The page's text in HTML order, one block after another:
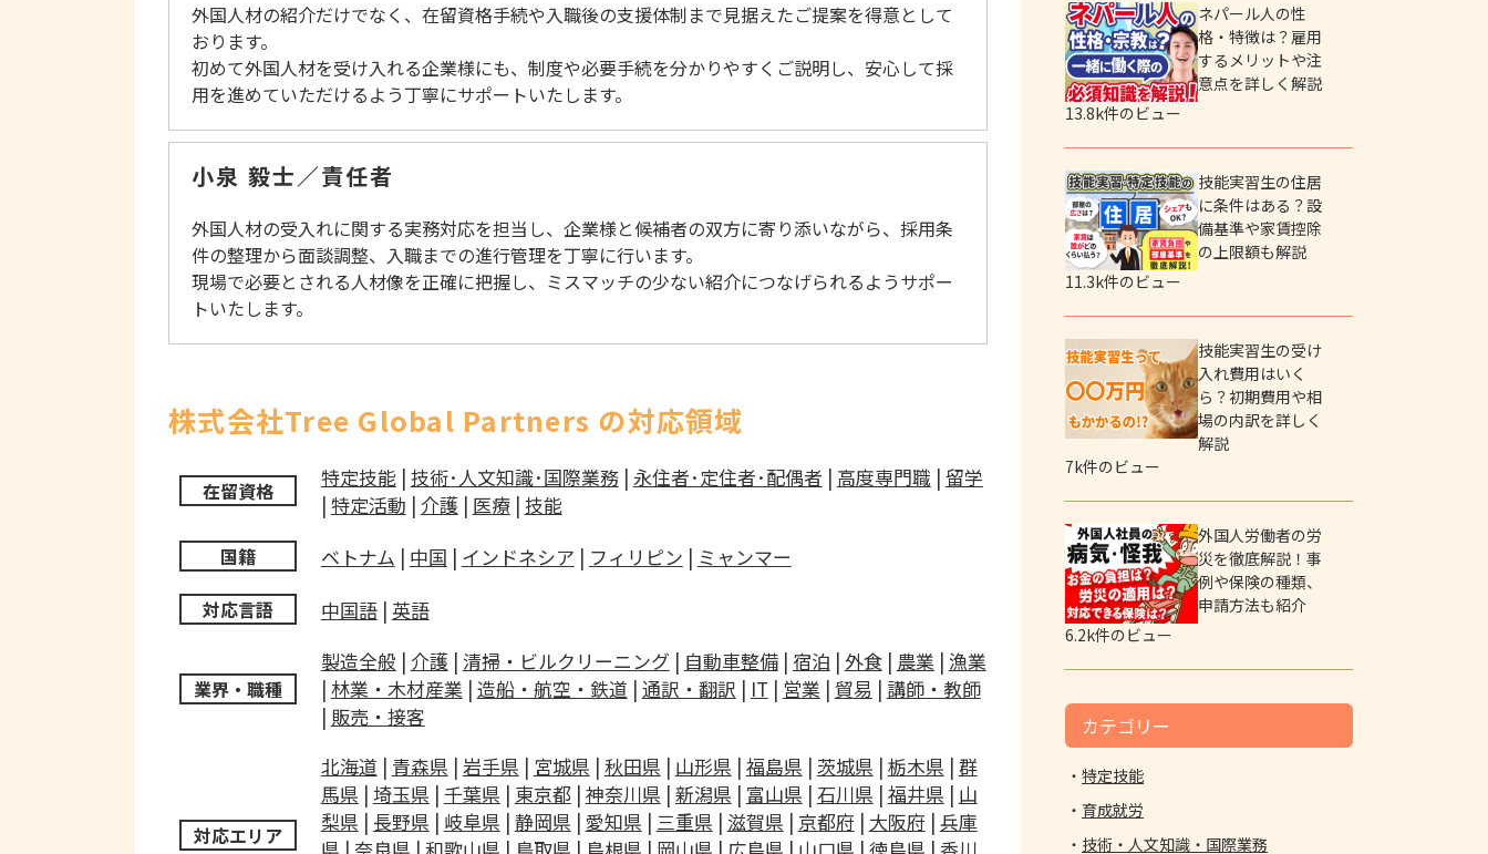
外国人材の紹介だけでなく、在留資格手続や入職後の支援体制まで見据えたご提案を得意として
おります。
初めて外国人材を受け入れる企業様にも、制度や必要手続を分かりやすくご説明し、安心して採
用を進めていただけるよう丁寧にサポートいたします。
小泉 毅士／責任者
外国人材の受入れに関する実務対応を担当し、企業様と候補者の双方に寄り添いながら、採用条
件の整理から面談調整、入職までの進行管理を丁寧に行います。
現場で必要とされる人材像を正確に把握し、ミスマッチの少ない紹介につなげられるようサポー
トいたします。
株式会社Tree Global Partners の対応領域
在留資格 特定技能| 技術･人文知識･国際業務| 永住者･定住者･配偶者 | 高度専門職 | 留学
| 特定活動 | 介護| 医療| 技能
国籍 ベトナム | 中国 | インドネシア | フィリピン | ミャンマー
対応言語 中国語| 英語
業界・職種
製造全般 | 介護| 清掃・ビルクリーニング | 自動車整備| 宿泊 | 外食| 農業 | 漁業
| 林業・木材産業 | 造船・航空・鉄道 | 通訳・翻訳 | IT | 営業 | 貿易 | 講師・教師
| 販売・接客
対応エリア
北海道 | 青森県 | 岩手県 | 宮城県 | 秋田県 | 山形県 | 福島県 | 茨城県 | 栃木県 | 群
馬県 | 埼玉県 | 千葉県 | 東京都| 神奈川県 | 新潟県 | 富山県 | 石川県 | 福井県 | 山
梨県 | 長野県 | 岐阜県 | 静岡県 | 愛知県 | 三重県 | 滋賀県 | 京都府 | 大阪府 | 兵庫
ネパール人の性
格・特徴は？雇用
するメリットや注
意点を詳しく解説
13.8k件のビュー
技能実習生の住居
に条件はある？設
備基準や家賃控除
の上限額も解説
11.3k件のビュー
技能実習生の受け
入れ費用はいく
ら？初期費用や相
場の内訳を詳しく
解説
7k件のビュー
外国人労働者の労
災を徹底解説！事
例や保険の種類、
申請方法も紹介
6.2k件のビュー
カテゴリー
特定技能
育成就労
技術・人文知識・国際業務